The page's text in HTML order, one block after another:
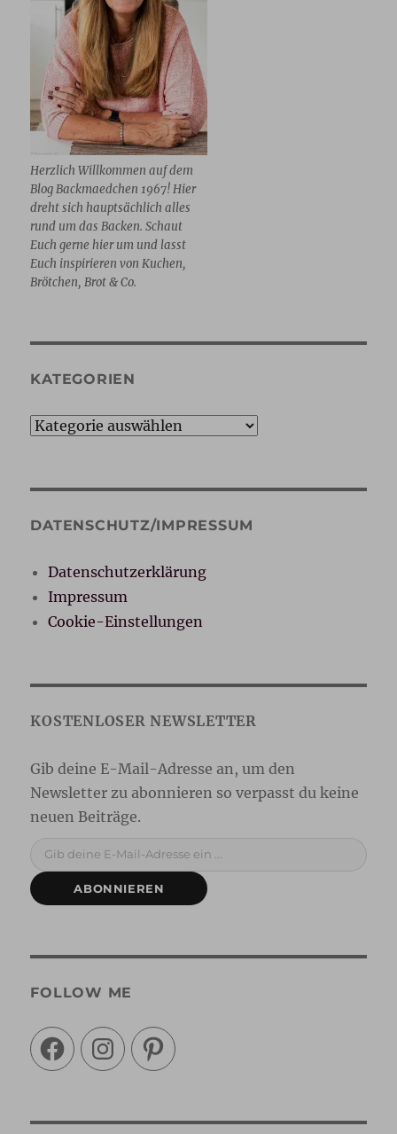
Herzlich Willkommen auf dem
Blog Backmaedchen 1967! Hier
dreht sich hauptsächlich alles
rund um das Backen. Schaut
Euch gerne hier um und lasst
Euch inspirieren von Kuchen,
Brötchen, Brot & Co.
KATEGORIEN
Kategorien
DATENSCHUTZ/IMPRESSUM
Datenschutzerklärung
Impressum
Cookie-Einstellungen
ABONNIEREN
FOLLOW ME
FacebookInstagramPinterest